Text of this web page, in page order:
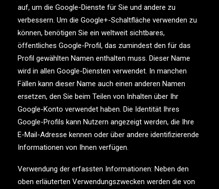
auf, um die Google-Dienste für Sie und andere zu
verbessern. Um die Google+-Schaltfläche verwenden zu
können, benötigen Sie ein weltweit sichtbares,
öffentliches Google-Profil, das zumindest den für das
Profil gewählten Namen enthalten muss. Dieser Name
wird in allen Google-Diensten verwendet. In manchen
Fällen kann dieser Name auch einen anderen Namen
ersetzen, den Sie beim Teilen von Inhalten über Ihr
Google-Konto verwendet haben. Die Identität Ihres
Google-Profils kann Nutzern angezeigt werden, die Ihre
E-Mail-Adresse kennen oder über andere identifizierende
Informationen von Ihnen verfügen.
Verwendung der erfassten Informationen: Neben den
oben erläuterten Verwendungszwecken werden die von